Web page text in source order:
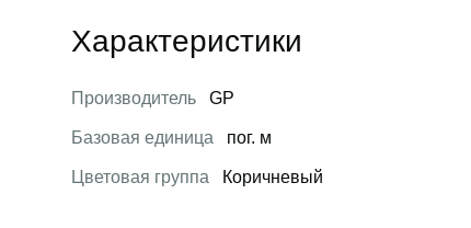
Характеристики
Производитель GP
Базовая единица пог. м
Цветовая группа Коричневый